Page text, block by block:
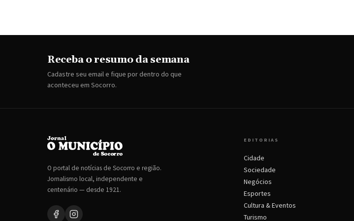
Receba o resumo da semana
Cadastre seu email e fique por dentro do que
aconteceu em Socorro.
O portal de notícias de Socorro e região.
Jornalismo local, independente e
centenário — desde 1921.
EDITORIAS
Cidade
Sociedade
Negócios
Esportes
Cultura & Eventos
Turismo